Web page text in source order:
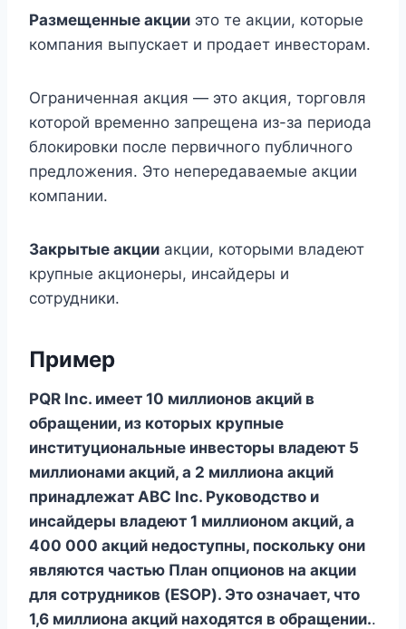
Размещенные акции это те акции, которые
компания выпускает и продает инвесторам.
Ограниченная акция — это акция, торговля
которой временно запрещена из-за периода
блокировки после первичного публичного
предложения. Это непередаваемые акции
компании.
Закрытые акции акции, которыми владеют
крупные акционеры, инсайдеры и
сотрудники.
Пример
PQR Inc. имеет 10 миллионов акций в
обращении, из которых крупные
институциональные инвесторы владеют 5
миллионами акций, а 2 миллиона акций
принадлежат ABC Inc. Руководство и
инсайдеры владеют 1 миллионом акций, а
400 000 акций недоступны, поскольку они
являются частью План опционов на акции
для сотрудников (ESOP). Это означает, что
1,6 миллиона акций находятся в обращении..